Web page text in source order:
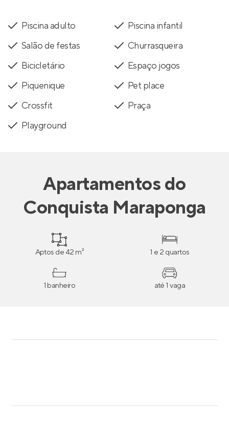
Piscina adulto
Piscina infantil
Salão de festas
Churrasqueira
Bicicletário
Espaço jogos
Piquenique
Pet place
Crossfit
Praça
Playground
Apartamentosdo
Conquista Maraponga
Aptos de 42 m² 1 e 2 quartos
1 banheiro até 1 vaga